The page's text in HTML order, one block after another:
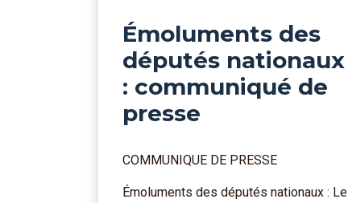
Émoluments des
députés nationaux
: communiqué de
presse
COMMUNIQUE DE PRESSE
Émoluments des députés nationaux : Le